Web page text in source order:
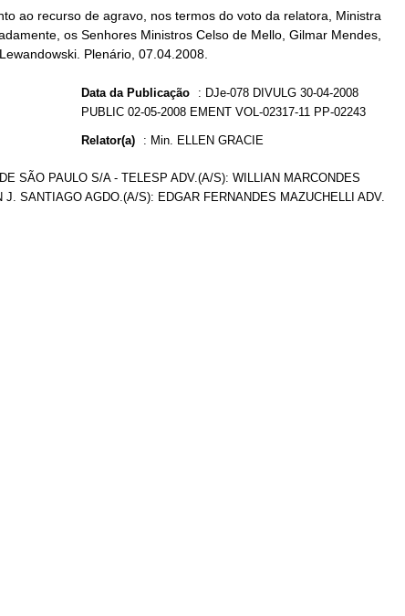
ao recurso de agravo, nos termos do voto da relatora, Ministra
os Senhores Ministros Celso de Mello, Gilmar Mendes,
Plenário, 07.04.2008.
Data da Publicação : DJe-078 DIVULG 30-04-2008
PUBLIC 02-05-2008 EMENT VOL-02317-11 PP-02243
Relator(a) : Min. ELLEN GRACIE
SÃO PAULO S/A - TELESP ADV.(A/S): WILLIAN MARCONDES
SANTIAGO AGDO.(A/S): EDGAR FERNANDES MAZUCHELLI ADV.